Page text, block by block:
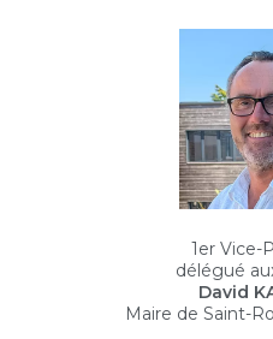
1er Vice-
délégué
David
Maire de Saint-